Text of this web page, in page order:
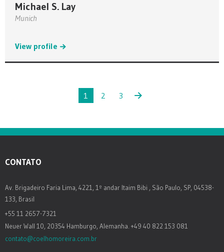
Michael S. Lay
Munich
View profile
1 2 3
CONTATO
Av. Brigadeiro Faria Lima, 4221, 1º andar Itaim Bibi , São Paulo, SP, 04538-
133, Brasil
+55 11 2657-7321
Neuer Wall 10, 20354 Hamburgo, Alemanha. +49 40 822 153 081
contato@coelhomoreira.com.br